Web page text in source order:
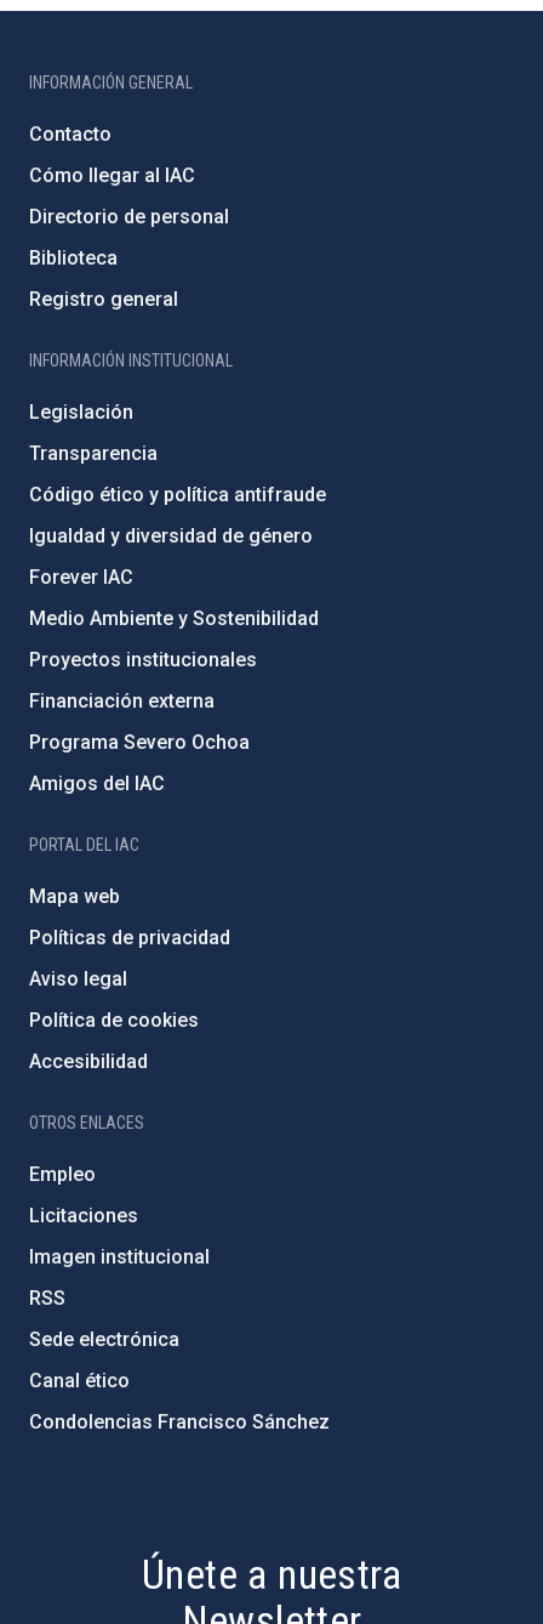
INFORMACIÓN GENERAL
Contacto
Cómo llegar al IAC
Directorio de personal
Biblioteca
Registro general
INFORMACIÓN INSTITUCIONAL
Legislación
Transparencia
Código ético y política antifraude
Igualdad y diversidad de género
Forever IAC
Medio Ambiente y Sostenibilidad
Proyectos institucionales
Financiación externa
Programa Severo Ochoa
Amigos del IAC
PORTAL DEL IAC
Mapa web
Políticas de privacidad
Aviso legal
Política de cookies
Accesibilidad
OTROS ENLACES
Empleo
Licitaciones
Imagen institucional
RSS
Sede electrónica
Canal ético
Condolencias Francisco Sánchez
Únete a nuestra